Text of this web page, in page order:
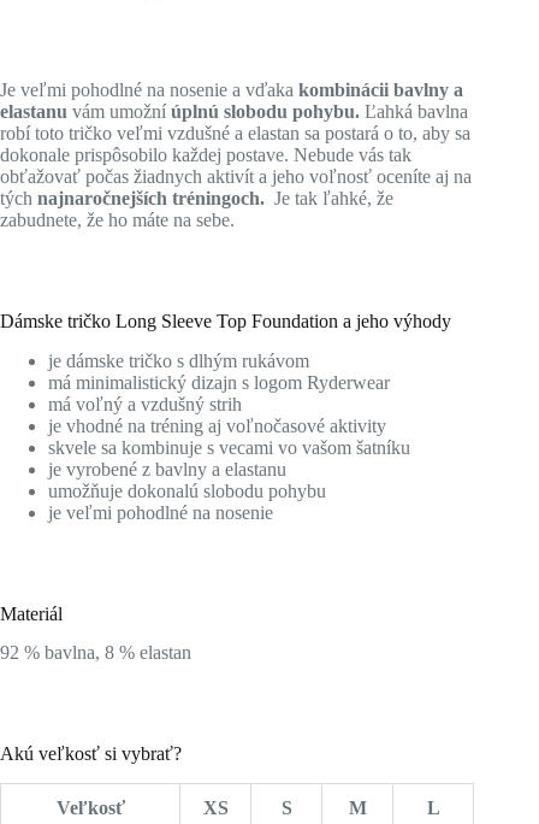
Je veľmi pohodlné na nosenie a vďaka kombinácii bavlny a
elastanu vám umožní úplnú slobodu pohybu. Ľahká bavlna
robí toto tričko veľmi vzdušné a elastan sa postará o to, aby sa
dokonale prispôsobilo každej postave. Nebude vás tak
obťažovať počas žiadnych aktivít a jeho voľnosť oceníte aj na
tých najnaročnejších tréningoch. Je tak ľahké, že
zabudnete, že ho máte na sebe.
Dámske tričko Long Sleeve Top Foundation a jeho výhody
je dámske tričko s dlhým rukávom
má minimalistický dizajn s logom Ryderwear
má voľný a vzdušný strih
je vhodné na tréning aj voľnočasové aktivity
skvele sa kombinuje s vecami vo vašom šatníku
je vyrobené z bavlny a elastanu
umožňuje dokonalú slobodu pohybu
je veľmi pohodlné na nosenie
Materiál
92 % bavlna, 8 % elastan
Akú veľkosť si vybrať?
Veľkosť XS S M L